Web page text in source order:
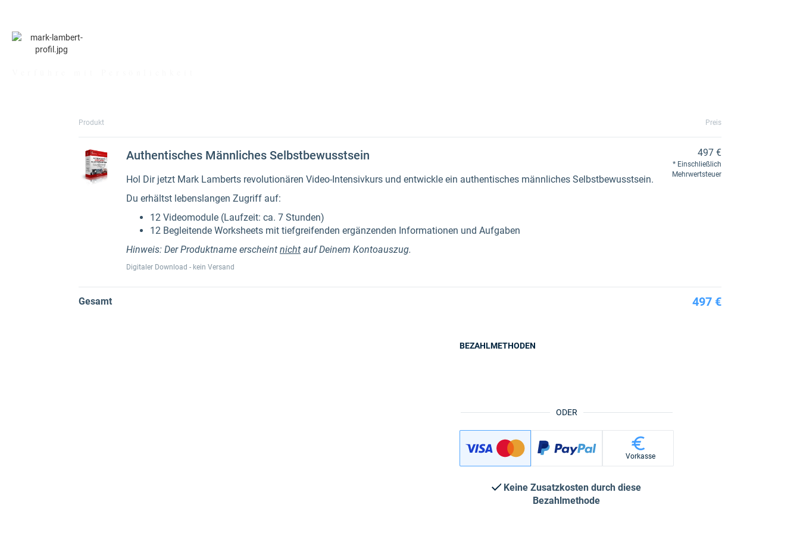
Produkt Preis
Authentisches Männliches Selbstbewusstsein
Hol Dir jetzt Mark Lamberts revolutionären Video-Intensivkurs und entwickle ein authentisches männliches Selbstbewusstsein.
Du erhältst lebenslangen Zugriff auf:
12 Videomodule (Laufzeit: ca. 7 Stunden)
12 Begleitende Worksheets mit tiefgreifenden ergänzenden Informationen und Aufgaben
Hinweis: Der Produktname erscheint nicht auf Deinem Kontoauszug.
Digitaler Download - kein Versand
497 €
Einschließlich
Mehrwertsteuer
Gesamt 497 €
ODER
BEZAHLMETHODEN
Vorkasse
Keine Zusatzkosten durch diese
Bezahlmethode